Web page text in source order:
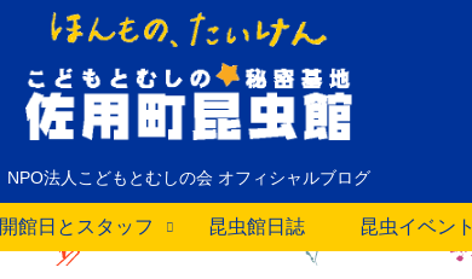
NPO法人こどもとむしの会 オフィシャルブログ
開館日とスタッフ 昆虫館日誌 昆虫イベント